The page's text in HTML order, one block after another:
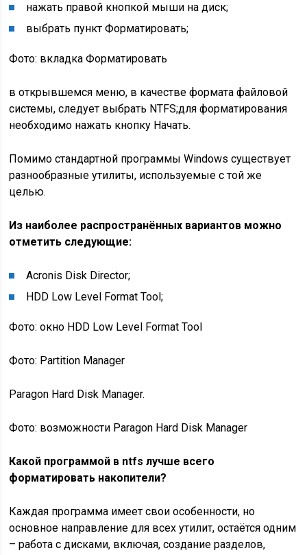
нажать правой кнопкой мыши на диск;
выбрать пункт Форматировать;
Фото: вкладка Форматировать
в открывшемся меню, в качестве формата файловой
системы, следует выбрать NTFS;для форматирования
необходимо нажать кнопку Начать.
Помимо стандартной программы Windows существует
разнообразные утилиты, используемые с той же
целью.
Из наиболее распространённых вариантов можно
отметить следующие:
Acronis Disk Director;
HDD Low Level Format Tool;
Фото: окно HDD Low Level Format Tool
Фото: Partition Manager
Paragon Hard Disk Manager.
Фото: возможности Paragon Hard Disk Manager
Какой программой в ntfs лучше всего
форматировать накопители?
Каждая программа имеет свои особенности, но
основное направление для всех утилит, остаётся одним
– работа с дисками, включая, создание разделов,